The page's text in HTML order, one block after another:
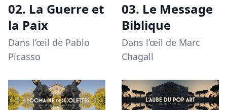
02. La Guerre et
la Paix
Dans l’œil de Pablo
Picasso
03. Le Message
Biblique
Dans l’œil de Marc
Chagall